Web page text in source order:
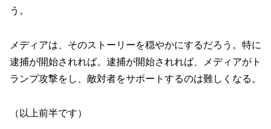
う。
メディアは、そのストーリーを穏やかにするだろう。特に
逮捕が開始されれば。逮捕が開始されれば、メディアがト
ランプ攻撃をし、敵対者をサポートするのは難しくなる。
（以上前半です）